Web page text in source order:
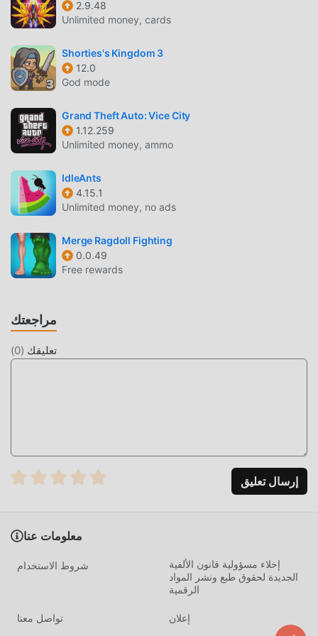
تنزيل وتثبيت Galaxy Invaders : Alien Shooter 1.7.0 بنقرة واحدة.
Galaxy Invaders : Alien Shooter باعتبارها لعبة شائعة arcade ،
ساعدته طريقة اللعب الفريدة في كسب عدد كبير من المعجبين حول
العالم. على عكس الألعاب التقليدية arcade ، في Galaxy Invaders
: Alien Shooter ، ما عليك سوى متابعة البرنامج التعليمي للمبتدئين
توفرها فئة الألعاب الكلاسيكية arcade الألعاب Galaxy Invaders :
Alien Shooter 1.7.0. في الوقت نفسه ، قامت moddroid ببناء
منصة خاصة لعشاق الألعاب arcade ، مما يتيح لك التواصل
والمشاركة مع جميع عشاق الألعاب arcade من جميع أنحاء العالم ،
ماذا تنتظر ، انضم إلى moddroid و استمتع بلعبة arcade مع كل
مثل الألعاب التقليدية arcade ، تتميز Galaxy Invaders : Alien
Shooter بأسلوب فني فريد ، كما أن رسوماتها وخرائطها وشخصياتها
عالية الجودة تجعل Galaxy Invaders : Alien Shooter جذبت الكثير
على التكيف الممتازة ، مما يضمن أن جميع عشاق اللعبة arcade
Alien Shooter 1.7.0
تتطلب اللعبة التقليدية arcade من المستخدمين قضاء الكثير من
الوقت لتجميع ثروتهم / قدرتهم / مهاراتهم في اللعبة ، وهي ميزة
يجعل الناس يشعرون بالتعب ، ولكن الآن ، أدى ظهور التعديلات إلى
2.9.48
Unlimited money, cards
Shorties's Kingdom 3
12.0
God mode
Grand Theft Auto: Vice City
1.12.259
Unlimited money, ammo
IdleAnts
4.15.1
Unlimited money, no ads
Merge Ragdoll Fighting
0.0.49
Free rewards
مراجعتك
تعليقك (
0
)
إرسال تعليق
معلومات عنا
شروط الاستخدام
إخلاء مسؤولية قانون الألفية
الجديدة لحقوق طبع ونشر المواد
الرقمية
تواصل معنا إعلان